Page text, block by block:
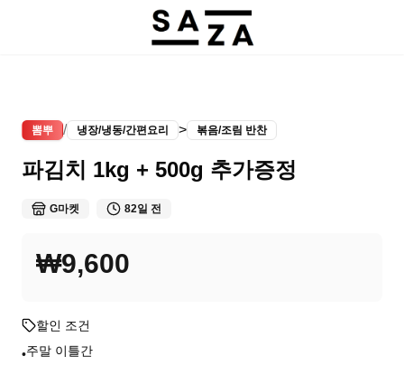
뽐뿌 / 냉장/냉동/간편요리 > 볶음/조림 반찬
파김치 1kg + 500g 추가증정
G마켓 82일 전
₩9,600
할인 조건
•주말 이틀간